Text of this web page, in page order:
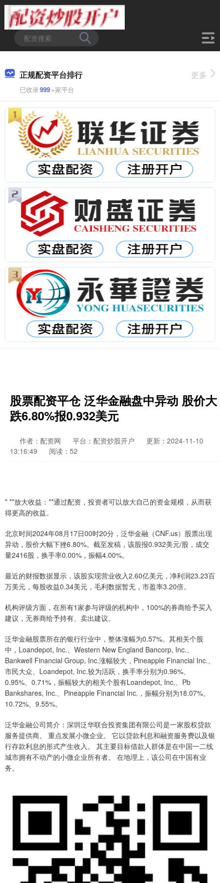
正规配资平台排行
已收录999+家平台
更多
股票配资平仓 泛华金融盘中异动 股价大
跌6.80%报0.932美元
作者：配资网 平台：配资炒股开户
更新：2024-11-10
13:16:49
阅读：52
* **放大收益：**通过配资，投资者可以放大自己的资金规模，从而获
得更高的收益。
北京时间2024年08月17日00时20分，泛华金融（CNF.us）股票出现
异动，股价大幅下挫6.80%。截至发稿，该股报0.932美元/股，成交
量2416股，换手率0.00%，振幅4.00%。
最近的财报数据显示，该股实现营业收入2.60亿美元，净利润23.23百
万美元，每股收益0.34美元，毛利数据暂无，市盈率3.20倍。
机构评级方面，在所有1家参与评级的机构中，100%的券商给予买入
建议，无券商给予持有、卖出建议。
泛华金融股票所在的银行行业中，整体涨幅为0.57%。其相关个股
中，Loandepot, Inc.、Western New England Bancorp, Inc.、
Bankwell Financial Group, Inc.涨幅较大，Pineapple Financial Inc.、
市民大众、Loandepot, Inc.较为活跃，换手率分别为0.96%、
0.95%、0.71%，振幅较大的相关个股有Loandepot, Inc.、Pb
Bankshares, Inc.、Pineapple Financial Inc.，振幅分别为18.07%、
10.72%、9.55%。
泛华金融公司简介：深圳泛华联合投资集团有限公司是一家股权贷款
服务提供商。 重点发展小微企业。 它以贷款利息和融资服务费以及银
行存款利息的形式产生收入。 其主要目标借款人群体是在中国一二线
城市拥有不动产的小微企业所有者。 在地理上，该公司在中国有业
务。